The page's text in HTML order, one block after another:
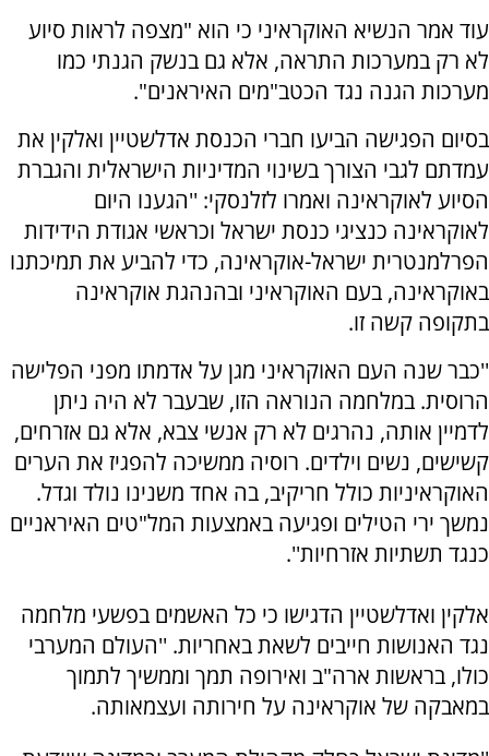
עוד אמר הנשיא האוקראיני כי הוא "מצפה לראות סיוע
לא רק במערכות התראה, אלא גם בנשק הגנתי כמו
מערכות הגנה נגד הכטב"מים האיראנים".
בסיום הפגישה הביעו חברי הכנסת אדלשטיין ואלקין את
עמדתם לגבי הצורך בשינוי המדיניות הישראלית והגברת
הסיוע לאוקראינה ואמרו לזלנסקי: ''הגענו היום
לאוקראינה כנציגי כנסת ישראל וכראשי אגודת הידידות
הפרלמנטרית ישראל-אוקראינה, כדי להביע את תמיכתנו
באוקראינה, בעם האוקראיני ובהנהגת אוקראינה
בתקופה קשה זו.
''כבר שנה העם האוקראיני מגן על אדמתו מפני הפלישה
הרוסית. במלחמה הנוראה הזו, שבעבר לא היה ניתן
לדמיין אותה, נהרגים לא רק אנשי צבא, אלא גם אזרחים,
קשישים, נשים וילדים. רוסיה ממשיכה להפגיז את הערים
האוקראיניות כולל חריקיב, בה אחד משנינו נולד וגדל.
נמשך ירי הטילים ופגיעה באמצעות המל"טים האיראניים
כנגד תשתיות אזרחיות''.
אלקין ואדלשטיין הדגישו כי כל האשמים בפשעי מלחמה
נגד האנושות חייבים לשאת באחריות. ''העולם המערבי
כולו, בראשות ארה"ב ואירופה תמך וממשיך לתמוך
במאבקה של אוקראינה על חירותה ועצמאותה.